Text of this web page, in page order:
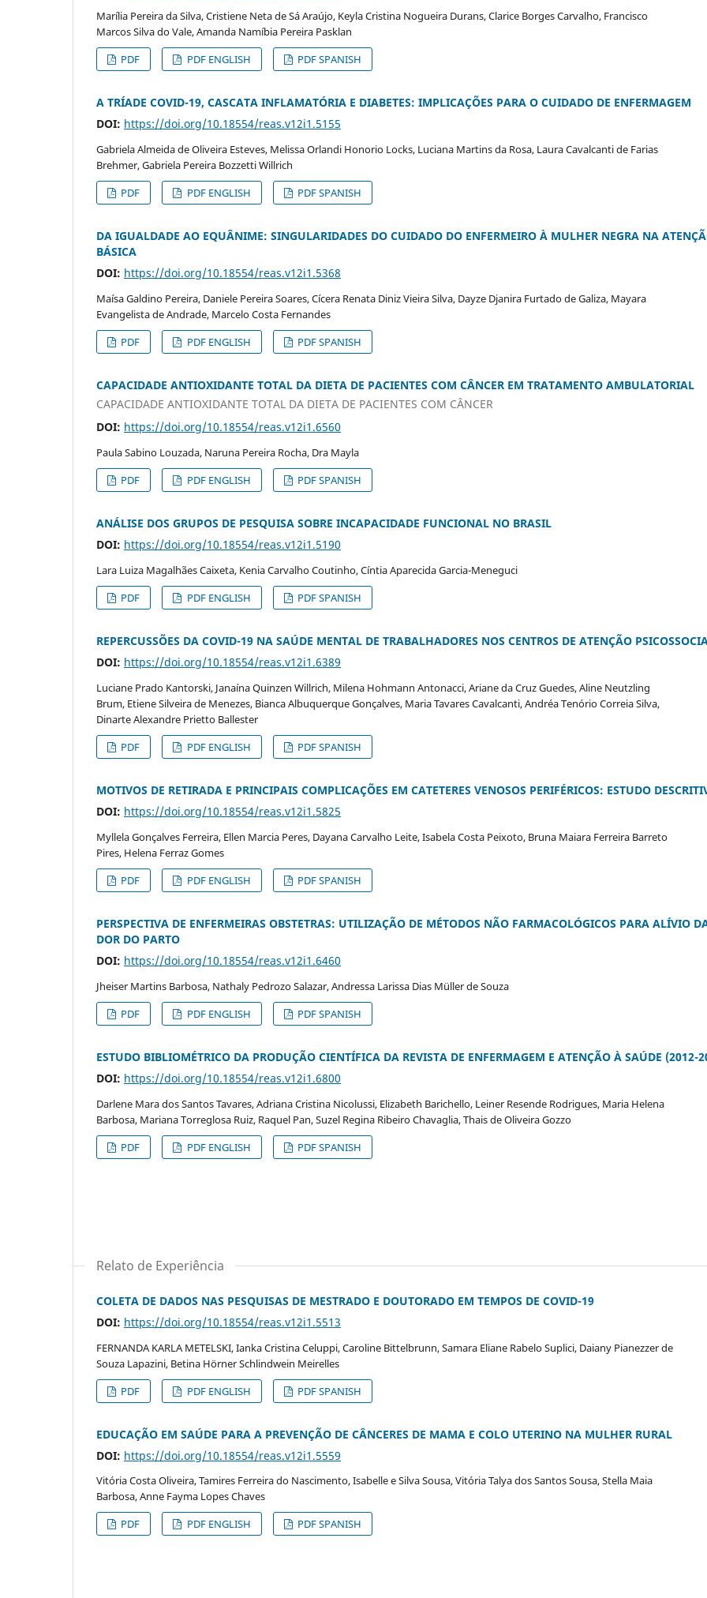
Marília Pereira da Silva, Cristiene Neta de Sá Araújo, Keyla Cristina Nogueira Durans, Clarice Borges Carvalho, Francisco
Marcos Silva do Vale, Amanda Namíbia Pereira Pasklan
PDF
PDF ENGLISH PDF SPANISH
A TRÍADE COVID-19, CASCATA INFLAMATÓRIA E DIABETES: IMPLICAÇÕES PARA O CUIDADO DE ENFERMAGEM
DOI: https://doi.org/10.18554/reas.v12i1.5155
Gabriela Almeida de Oliveira Esteves, Melissa Orlandi Honorio Locks, Luciana Martins da Rosa, Laura Cavalcanti de Farias
Brehmer, Gabriela Pereira Bozzetti Willrich
PDF
PDF ENGLISH PDF SPANISH
DA IGUALDADE AO EQUÂNIME: SINGULARIDADES DO CUIDADO DO ENFERMEIRO À MULHER NEGRA NA
BÁSICA
DOI: https://doi.org/10.18554/reas.v12i1.5368
Maísa Galdino Pereira, Daniele Pereira Soares, Cícera Renata Diniz Vieira Silva, Dayze Djanira Furtado de Galiza, Mayara
Evangelista de Andrade, Marcelo Costa Fernandes
PDF
PDF ENGLISH PDF SPANISH
CAPACIDADE ANTIOXIDANTE TOTAL DA DIETA DE PACIENTES COM CÂNCER EM TRATAMENTO AMBULATORIAL
CAPACIDADE ANTIOXIDANTE TOTAL DA DIETA DE PACIENTES COM CÂNCER
DOI: https://doi.org/10.18554/reas.v12i1.6560
Paula Sabino Louzada, Naruna Pereira Rocha, Dra Mayla
PDF
PDF ENGLISH PDF SPANISH
ANÁLISE DOS GRUPOS DE PESQUISA SOBRE INCAPACIDADE FUNCIONAL NO BRASIL
DOI: https://doi.org/10.18554/reas.v12i1.5190
Lara Luiza Magalhães Caixeta, Kenia Carvalho Coutinho, Cíntia Aparecida Garcia-Meneguci
PDF
PDF ENGLISH PDF SPANISH
REPERCUSSÕES DA COVID-19 NA SAÚDE MENTAL DE TRABALHADORES NOS CENTROS DE ATENÇÃO
DOI: https://doi.org/10.18554/reas.v12i1.6389
Luciane Prado Kantorski, Janaína Quinzen Willrich, Milena Hohmann Antonacci, Ariane da Cruz Guedes, Aline Neutzling
Brum, Etiene Silveira de Menezes, Bianca Albuquerque Gonçalves, Maria Tavares Cavalcanti, Andréa Tenório Correia Silva,
Dinarte Alexandre Prietto Ballester
PDF
PDF ENGLISH PDF SPANISH
MOTIVOS DE RETIRADA E PRINCIPAIS COMPLICAÇÕES EM CATETERES VENOSOS PERIFÉRICOS: ESTUDO
DOI: https://doi.org/10.18554/reas.v12i1.5825
Myllela Gonçalves Ferreira, Ellen Marcia Peres, Dayana Carvalho Leite, Isabela Costa Peixoto, Bruna Maiara Ferreira Barreto
Pires, Helena Ferraz Gomes
PDF
PDF ENGLISH PDF SPANISH
PERSPECTIVA DE ENFERMEIRAS OBSTETRAS: UTILIZAÇÃO DE MÉTODOS NÃO FARMACOLÓGICOS PARA ALÍVIO
DOR DO PARTO
DOI: https://doi.org/10.18554/reas.v12i1.6460
Jheiser Martins Barbosa, Nathaly Pedrozo Salazar, Andressa Larissa Dias Müller de Souza
PDF
PDF ENGLISH PDF SPANISH
ESTUDO BIBLIOMÉTRICO DA PRODUÇÃO CIENTÍFICA DA REVISTA DE ENFERMAGEM E ATENÇÃO À SAÚDE (2012-
DOI: https://doi.org/10.18554/reas.v12i1.6800
Darlene Mara dos Santos Tavares, Adriana Cristina Nicolussi, Elizabeth Barichello, Leiner Resende Rodrigues, Maria Helena
Barbosa, Mariana Torreglosa Ruiz, Raquel Pan, Suzel Regina Ribeiro Chavaglia, Thais de Oliveira Gozzo
PDF
PDF ENGLISH PDF SPANISH
Relato de Experiência
COLETA DE DADOS NAS PESQUISAS DE MESTRADO E DOUTORADO EM TEMPOS DE COVID-19
DOI: https://doi.org/10.18554/reas.v12i1.5513
FERNANDA KARLA METELSKI, Ianka Cristina Celuppi, Caroline Bittelbrunn, Samara Eliane Rabelo Suplici, Daiany Pianezzer de
Souza Lapazini, Betina Hörner Schlindwein Meirelles
PDF
PDF ENGLISH PDF SPANISH
EDUCAÇÃO EM SAÚDE PARA A PREVENÇÃO DE CÂNCERES DE MAMA E COLO UTERINO NA MULHER RURAL
DOI: https://doi.org/10.18554/reas.v12i1.5559
Vitória Costa Oliveira, Tamires Ferreira do Nascimento, Isabelle e Silva Sousa, Vitória Talya dos Santos Sousa, Stella Maia
Barbosa, Anne Fayma Lopes Chaves
PDF
PDF ENGLISH PDF SPANISH